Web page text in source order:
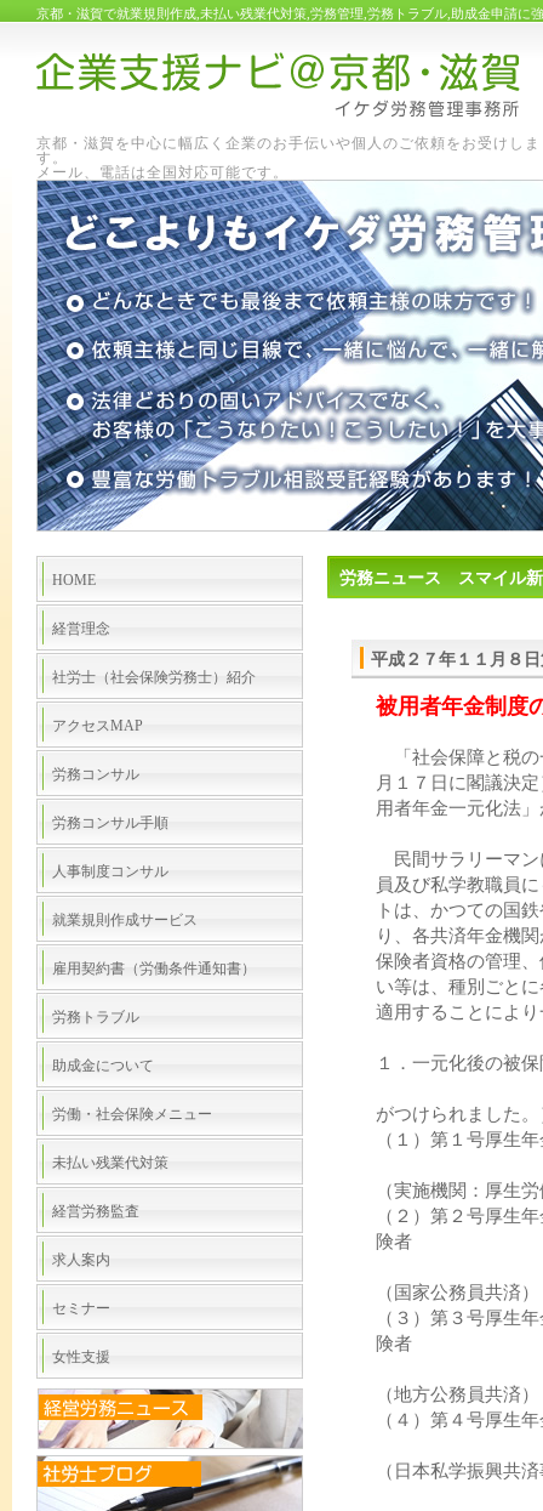
京都・滋賀で就業規則作成,未払い残業代対策,労務管理,労務トラブル,助成金申請に
京都・滋賀を中心に幅広く企業のお手伝いや個人のご依頼をお受けしま
す
メール、電話は全国対応可能です。
労務ニュース スマイル
平成２７年１１月８
被用者年金制度
「社会保障と税の
月１７日に閣議決
用者年金一元化法
民間サラリーマン
員及び私学教職員
トは、かつての国
り、各共済年金機
保険者資格の管理
い等は、種別ごと
適用することによ
１．一元化後の被
がつけられました。
（１）第１号厚生
（実施機関：厚生
（２）第２号厚生
険者
（国家公務員共済）
（３）第３号厚生
険者
（地方公務員共済）
（４）第４号厚生
（日本私学振興共
HOME
経営理念
社労士（社会保険労務士）紹介
アクセスMAP
労務コンサル
労務コンサル手順
人事制度コンサル
就業規則作成サービス
雇用契約書（労働条件通知書）
労務トラブル
助成金について
労働・社会保険メニュー
未払い残業代対策
経営労務監査
求人案内
セミナー
女性支援